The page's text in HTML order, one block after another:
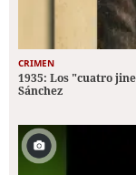
CRIMEN
1935: Los "cuatro
Sánchez